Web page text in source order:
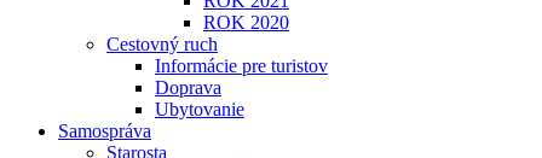
ROK 2020
Cestovný ruch
Informácie pre turistov
Doprava
Ubytovanie
Samospráva
Starosta